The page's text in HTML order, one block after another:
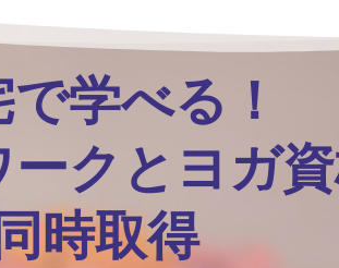
で学べる！
クとヨガ
時取得